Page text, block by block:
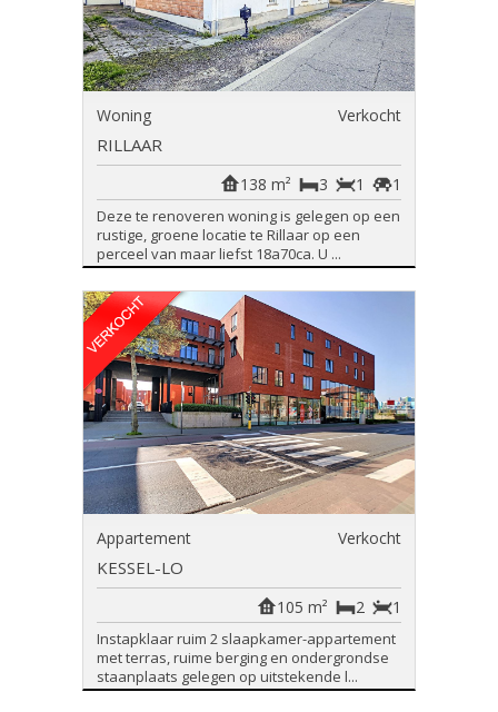
Woning Verkocht
RILLAAR
1
1
3
138 m²
Deze te renoveren woning is gelegen op een
rustige, groene locatie te Rillaar op een
perceel van maar liefst 18a70ca. U ...
Appartement Verkocht
KESSEL-LO
1
2
105 m²
Instapklaar ruim 2 slaapkamer-appartement
met terras, ruime berging en ondergrondse
staanplaats gelegen op uitstekende l...